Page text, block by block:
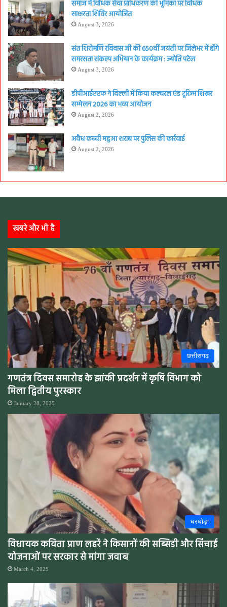
समाज में विधिक सेवा प्राधिकरण की भूमिका पर विधिक
साक्षरता शिविर आयोजित
August 3, 2026
संत शिरोमणि रविदास जी की 650वीं जयंती पर जिलेभर में होंगे
समरसता संकल्प अभियान के कार्यक्रम : ज्योति पटेल
August 3, 2026
डीपीआईएएफ ने दिल्ली में किया कल्चरल एंड टूरिज्म शिखर
सम्मेलन 2026 का भव्य आयोजन
August 2, 2026
अवैध कच्ची महुआ शराब पर पुलिस की कार्रवाई
August 2, 2026
खबरे और भी है
छत्तीसगढ़
गणतंत्र दिवस समारोह के झांकी प्रदर्शन में कृषि विभाग को
मिला द्वितीय पुरस्कार
January 28, 2025
घरघोड़ा
विधायक कविता प्राण लहरें ने किसानों की सब्सिडी और सिंचाई
योजनाओं पर सरकार से मांगा जवाब
March 4, 2025